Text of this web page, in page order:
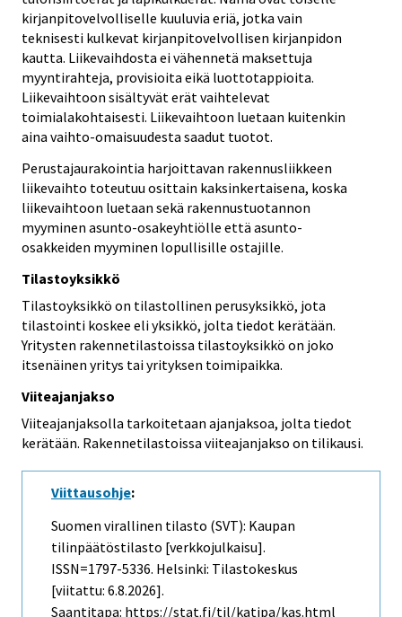
kirjanpitovelvolliselle kuuluvia eriä, jotka vain
teknisesti kulkevat kirjanpitovelvollisen kirjanpidon
kautta. Liikevaihdosta ei vähennetä maksettuja
myyntirahteja, provisioita eikä luottotappioita.
Liikevaihtoon sisältyvät erät vaihtelevat
toimialakohtaisesti. Liikevaihtoon luetaan kuitenkin
aina vaihto-omaisuudesta saadut tuotot.
Perustajaurakointia harjoittavan rakennusliikkeen
liikevaihto toteutuu osittain kaksinkertaisena, koska
liikevaihtoon luetaan sekä rakennustuotannon
myyminen asunto-osakeyhtiölle että asunto-
osakkeiden myyminen lopullisille ostajille.
Tilastoyksikkö
Tilastoyksikkö on tilastollinen perusyksikkö, jota
tilastointi koskee eli yksikkö, jolta tiedot kerätään.
Yritysten rakennetilastoissa tilastoyksikkö on joko
itsenäinen yritys tai yrityksen toimipaikka.
Viiteajanjakso
Viiteajanjaksolla tarkoitetaan ajanjaksoa, jolta tiedot
kerätään. Rakennetilastoissa viiteajanjakso on tilikausi.
Viittausohje:
Suomen virallinen tilasto (SVT): Kaupan
tilinpäätöstilasto [verkkojulkaisu].
ISSN=1797-5336. Helsinki: Tilastokeskus
[viitattu: 6.8.2026].
Saantitapa: https://stat.fi/til/katipa/kas.html